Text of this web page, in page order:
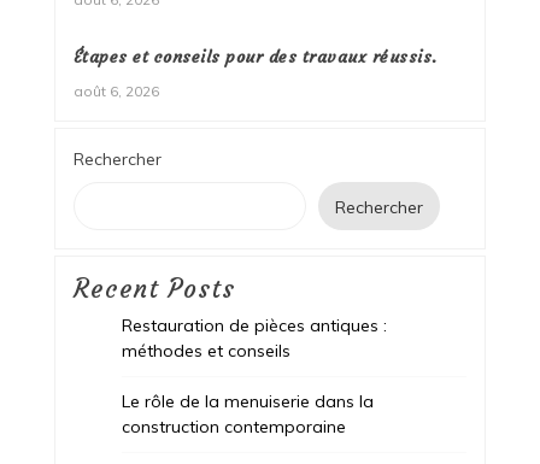
Étapes et conseils pour des travaux réussis.
août 6, 2026
Rechercher
Rechercher
Recent Posts
Restauration de pièces antiques :
méthodes et conseils
Le rôle de la menuiserie dans la
construction contemporaine